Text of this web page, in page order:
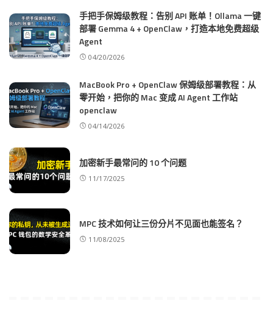
手把手保姆级教程：告别 API 账单！Ollama 一键
部署 Gemma 4 + OpenClaw，打造本地免费超级
Agent
04/20/2026
MacBook Pro + OpenClaw 保姆级部署教程：从
零开始，把你的 Mac 变成 AI Agent 工作站
openclaw
04/14/2026
加密新手最常问的 10 个问题
11/17/2025
MPC 技术如何让三份分片不见面也能签名？
11/08/2025